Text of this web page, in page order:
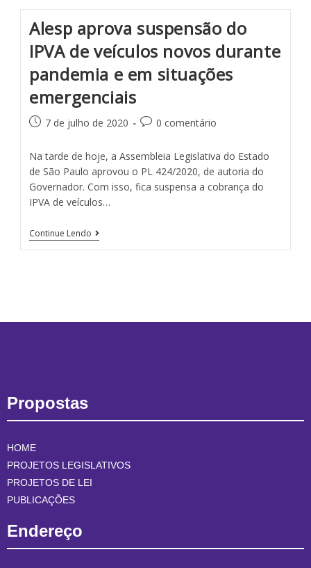
Alesp aprova suspensão do
IPVA de veículos novos durante
pandemia e em situações
emergenciais
7 de julho de 2020 0 comentário
Na tarde de hoje, a Assembleia Legislativa do Estado
de São Paulo aprovou o PL 424/2020, de autoria do
Governador. Com isso, fica suspensa a cobrança do
IPVA de veículos…
Continue Lendo
Propostas
HOME
PROJETOS LEGISLATIVOS
PROJETOS DE LEI
PUBLICAÇÕES
Endereço